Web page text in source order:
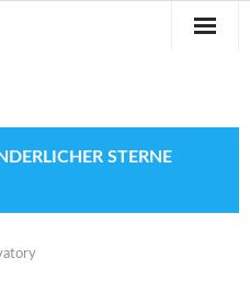
STERNE